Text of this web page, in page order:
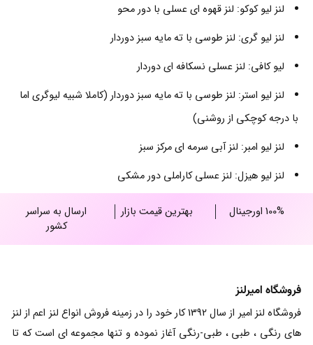
لنز لیو کوکو: لنز قهوه ای عسلی با دور محو
لنز لیو گری: لنز طوسی با ته مایه سبز دوردار
لیو کافی: لنز عسلی نسکافه ای دوردار
لنز لیو استر: لنز طوسی با ته مایه سبز دوردار (کاملا شبیه لیوگری اما
با درجه کوچکی از روشنی)
لنز لیو امبر: لنز آبی سرمه ای مرکز سبز
لنز لیو هیزل: لنز عسلی کاراملی دور مشکی
100% اورجینال بهترین قیمت بازار
ارسال به سراسر
کشور
فروشگاه امیرلنز
فروشگاه لنز امیر از سال 1392 کار خود را در زمینه فروش انواع لنز اعم از لنز
های رنگی ، طبی ، طبی-رنگی آغاز نموده و تنها مجموعه ای است که تا